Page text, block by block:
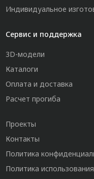
Индивидуальное
Сервис и поддержка
3D-модели
Каталоги
Оплата и доставка
Расчет прогиба
Проекты
Контакты
Политика
Политика